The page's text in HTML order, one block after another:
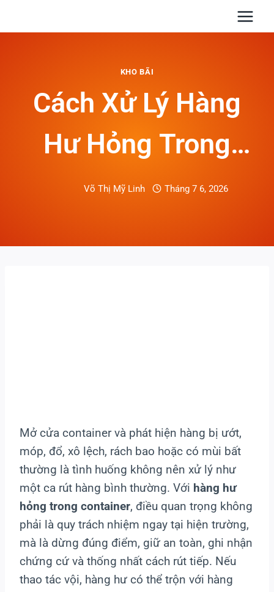
KHO BÃI
Cách Xử Lý Hàng
Hư Hỏng Trong
Container Khi Mở
Võ Thị Mỹ Linh Tháng 7 6, 2026
Mở cửa container và phát hiện hàng bị ướt,
móp, đổ, xô lệch, rách bao hoặc có mùi bất
thường là tình huống không nên xử lý như
một ca rút hàng bình thường. Với hàng hư
hỏng trong container, điều quan trọng không
phải là quy trách nhiệm ngay tại hiện trường,
mà là dừng đúng điểm, giữ an toàn, ghi nhận
chứng cứ và thống nhất cách rút tiếp. Nếu
thao tác vội, hàng hư có thể trộn với hàng